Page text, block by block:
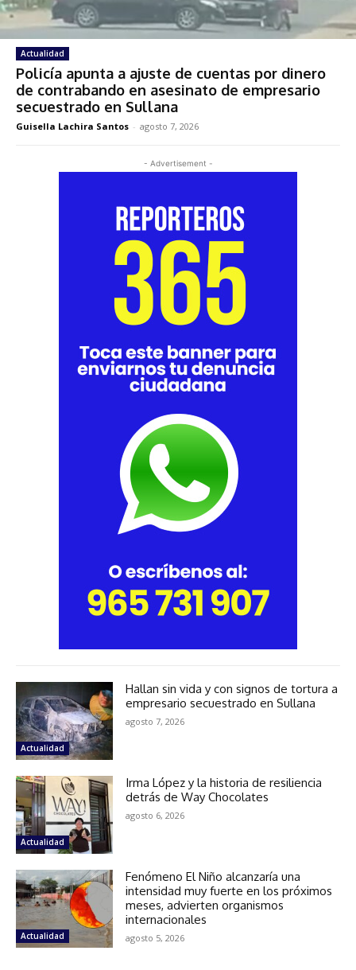
Actualidad
Policía apunta a ajuste de cuentas por dinero
de contrabando en asesinato de empresario
secuestrado en Sullana
Guisella Lachira Santos - agosto 7, 2026
- Advertisement -
Actualidad
Hallan sin vida y con signos de tortura a
empresario secuestrado en Sullana
agosto 7, 2026
Actualidad
Irma López y la historia de resiliencia
detrás de Way Chocolates
agosto 6, 2026
Actualidad
Fenómeno El Niño alcanzaría una
intensidad muy fuerte en los próximos
meses, advierten organismos
internacionales
agosto 5, 2026